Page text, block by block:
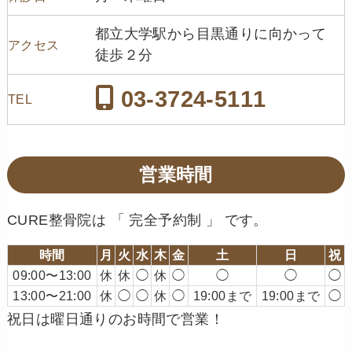
アクセス
都立大学駅から目黒通りに向かって
徒歩２分
TEL 03-3724-5111
営業時間
CURE整骨院は 「 完全予約制 」 です。
時間 月 火 水 木 金 土 日
祝
09:00〜13:00
休 休 ◯ 休 ◯ ◯ ◯
◯
13:00〜21:00
休 ◯ ◯ 休 ◯ 19:00まで 19:00まで ◯
祝日は曜日通りのお時間で営業！